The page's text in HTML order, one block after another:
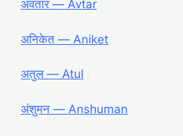
अवतार ― Avtar
अनिकेत ― Aniket
अतुल ― Atul
अंशुमन ― Anshuman